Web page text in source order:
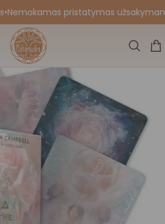
Nemokamas pristatymas